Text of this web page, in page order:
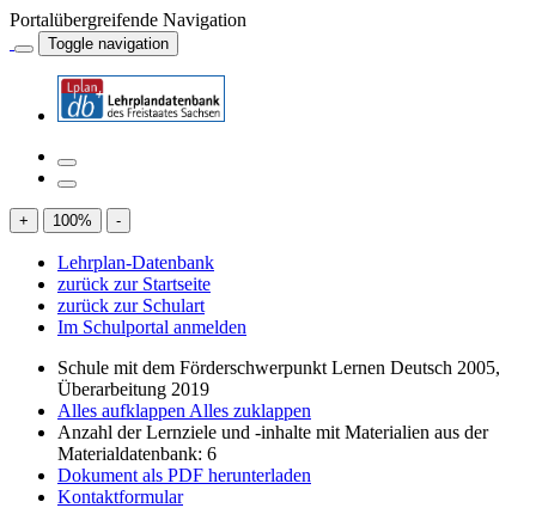
Portalübergreifende Navigation
Toggle navigation
+ 100% -
Lehrplan-Datenbank
zurück zur Startseite
zurück zur Schulart
Im Schulportal anmelden
Schule mit dem Förderschwerpunkt Lernen Deutsch 2005,
Überarbeitung 2019
Alles aufklappen Alles zuklappen
Anzahl der Lernziele und -inhalte mit Materialien aus der
Materialdatenbank: 6
Dokument als PDF herunterladen
Kontaktformular